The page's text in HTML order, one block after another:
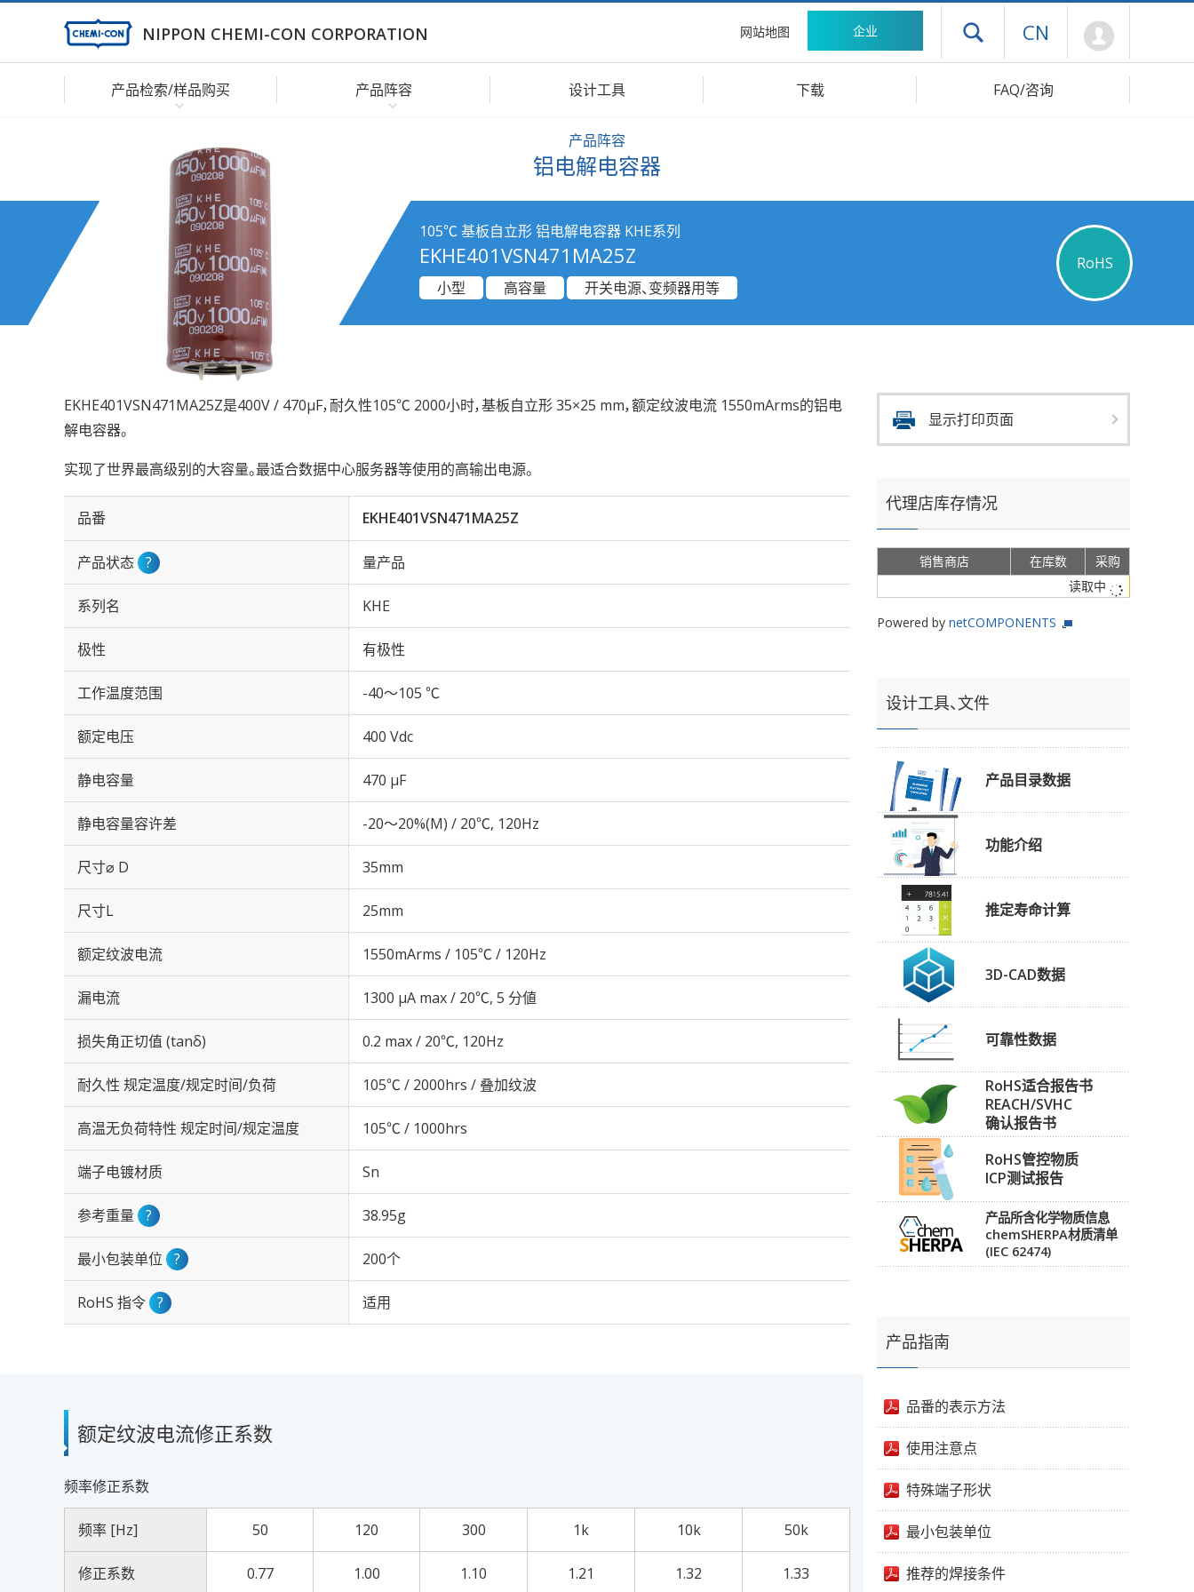
NIPPON CHEMI-CON CORPORATION 网站地图 企业 打开抽屉菜单
CN
产品检索/样品购买 产品阵容 设计工具 下载 FAQ/咨询
产品阵容
铝电解电容器
105℃ 基板自立形 铝电解电容器 KHE系列
EKHE401VSN471MA25Z
RoHS
小型
高容量 开关电源、变频器用等
EKHE401VSN471MA25Z是400V / 470µF，耐久性105℃ 2000小时，基板自立形 35×25 mm，额定纹波电流 1550mArms的铝电
解电容器。
实现了世界最高级别的大容量。最适合数据中心服务器等使用的高输出电源。
品番 EKHE401VSN471MA25Z
产品状态 ? 量产品
系列名 KHE
极性 有极性
工作温度范围 -40～105 ℃
额定电压 400 Vdc
静电容量 470 µF
静电容量容许差 -20～20%(M) / 20℃, 120Hz
尺寸⌀ D 35mm
尺寸L 25mm
额定纹波电流 1550mArms / 105℃ / 120Hz
漏电流 1300 μA max / 20℃, 5 分値
损失角正切值 (tanδ) 0.2 max / 20℃, 120Hz
耐久性 规定温度/规定时间/负荷 105℃ / 2000hrs / 叠加纹波
高温无负荷特性 规定时间/规定温度 105℃ / 1000hrs
端子电镀材质 Sn
参考重量 ? 38.95g
最小包装单位 ? 200个
RoHS 指令 ? 适用
额定纹波电流修正系数
频率修正系数
频率 [Hz] 50 120 300 1k 10k 50k
修正系数 0.77 1.00 1.10 1.21 1.32 1.33
显示打印页面
代理店库存情况
销售商店 在库数
采购
读取中
Powered by netCOMPONENTS
设计工具、文件
产品目录数据
功能介绍
推定寿命计算
3D-CAD数据
可靠性数据
RoHS适合报告书
REACH/SVHC
确认报告书
RoHS管控物质
ICP测试报告
产品所含化学物质信息
chemSHERPA材质清单
(IEC 62474)
产品指南
品番的表示方法
使用注意点
特殊端子形状
最小包装单位
推荐的焊接条件